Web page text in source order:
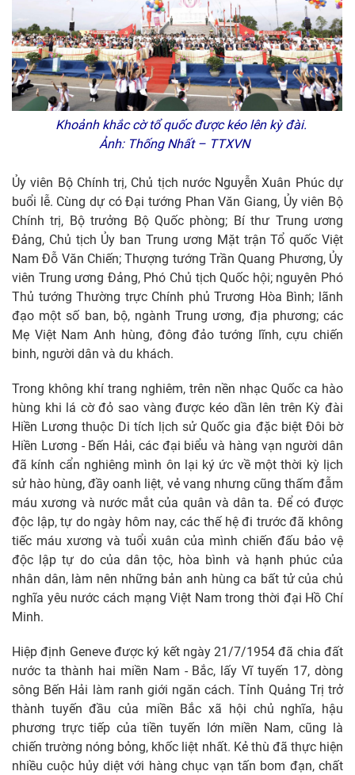
Khoảnh khắc cờ tổ quốc được kéo lên kỳ đài.
Ảnh: Thống Nhất – TTXVN
Ủy viên Bộ Chính trị, Chủ tịch nước Nguyễn Xuân Phúc dự
buổi lễ. Cùng dự có Đại tướng Phan Văn Giang, Ủy viên Bộ
Chính trị, Bộ trưởng Bộ Quốc phòng; Bí thư Trung ương
Đảng, Chủ tịch Ủy ban Trung ương Mặt trận Tổ quốc Việt
Nam Đỗ Văn Chiến; Thượng tướng Trần Quang Phương, Ủy
viên Trung ương Đảng, Phó Chủ tịch Quốc hội; nguyên Phó
Thủ tướng Thường trực Chính phủ Trương Hòa Bình; lãnh
đạo một số ban, bộ, ngành Trung ương, địa phương; các
Mẹ Việt Nam Anh hùng, đông đảo tướng lĩnh, cựu chiến
binh, người dân và du khách.
Trong không khí trang nghiêm, trên nền nhạc Quốc ca hào
hùng khi lá cờ đỏ sao vàng được kéo dần lên trên Kỳ đài
Hiền Lương thuộc Di tích lịch sử Quốc gia đặc biệt Đôi bờ
Hiền Lương - Bến Hải, các đại biểu và hàng vạn người dân
đã kính cẩn nghiêng mình ôn lại ký ức về một thời kỳ lịch
sử hào hùng, đầy oanh liệt, vẻ vang nhưng cũng thấm đẫm
máu xương và nước mắt của quân và dân ta. Để có được
độc lập, tự do ngày hôm nay, các thế hệ đi trước đã không
tiếc máu xương và tuổi xuân của mình chiến đấu bảo vệ
độc lập tự do của dân tộc, hòa bình và hạnh phúc của
nhân dân, làm nên những bản anh hùng ca bất tử của chủ
nghĩa yêu nước cách mạng Việt Nam trong thời đại Hồ Chí
Minh.
Hiệp định Geneve được ký kết ngày 21/7/1954 đã chia đất
nước ta thành hai miền Nam - Bắc, lấy Vĩ tuyến 17, dòng
sông Bến Hải làm ranh giới ngăn cách. Tỉnh Quảng Trị trở
thành tuyến đầu của miền Bắc xã hội chủ nghĩa, hậu
phương trực tiếp của tiền tuyến lớn miền Nam, cũng là
chiến trường nóng bỏng, khốc liệt nhất. Kẻ thù đã thực hiện
nhiều cuộc hủy diệt với hàng chục vạn tấn bom đạn, chất